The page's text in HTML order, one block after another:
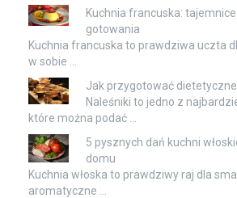
Kuchnia francuska:
gotowania
Kuchnia francuska to prawdziwa uczta
w sobie …
Jak przygotować
Naleśniki to jedno z
które można podać …
5 pysznych dań kuchni
domu
Kuchnia włoska to prawdziwy raj dla
aromatyczne …